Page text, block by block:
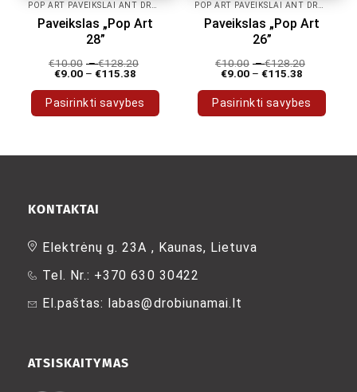
Paveikslas „Pop Art
28”
€10.00 –€128.20
€9.00 – €115.38
Pasirinkti savybes
has
The
be
chosen
the
Paveikslas „Pop Art
26”
€10.00 –€128.20
€9.00 – €115.38
Pasirinkti savybes
has
ATSISKAITYMAS
KONTAKTAI
Elektrėnų g. 23A , Kaunas, Lietuva
Tel. Nr.: +370 630 30422
El.paštas: labas@drobiunamai.lt